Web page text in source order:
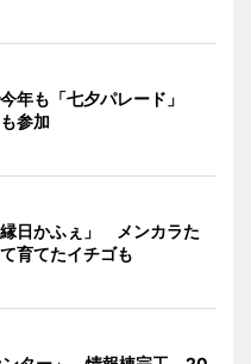
年も「七夕パレード」
参加
日かふぇ」 メンカラた
育てたイチゴも